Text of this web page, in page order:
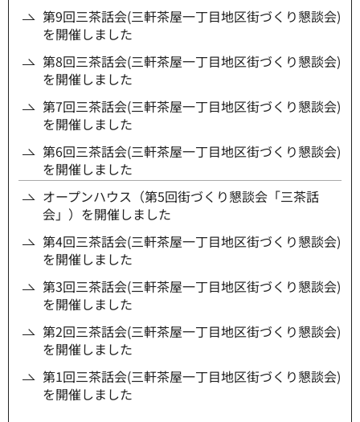
第9回三茶話会(三軒茶屋一丁目地区街づくり懇談会)
を開催しました
第8回三茶話会(三軒茶屋一丁目地区街づくり懇談会)
を開催しました
第7回三茶話会(三軒茶屋一丁目地区街づくり懇談会)
を開催しました
第6回三茶話会(三軒茶屋一丁目地区街づくり懇談会)
を開催しました
オープンハウス（第5回街づくり懇談会「三茶話
会」）を開催しました
第4回三茶話会(三軒茶屋一丁目地区街づくり懇談会)
を開催しました
第3回三茶話会(三軒茶屋一丁目地区街づくり懇談会)
を開催しました
第2回三茶話会(三軒茶屋一丁目地区街づくり懇談会)
を開催しました
第1回三茶話会(三軒茶屋一丁目地区街づくり懇談会)
を開催しました